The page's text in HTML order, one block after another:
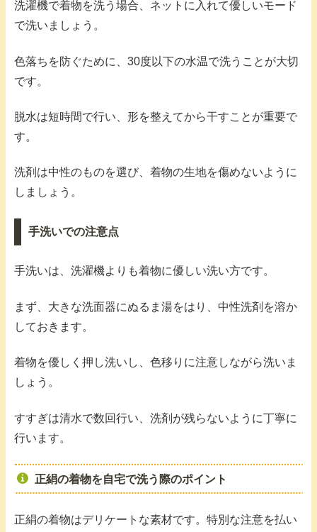
洗濯機で着物を洗う場合、ネットに入れて優しいモード
で洗いましょう。
色落ちを防ぐために、30度以下の水温で洗うことが大切
です。
脱水は短時間で行い、形を整えてから干すことが重要で
す。
洗剤は中性のものを選び、着物の生地を傷めないように
しましょう。
手洗いでの注意点
手洗いは、洗濯機よりも着物に優しい洗い方です。
まず、大きな洗面器にぬるま湯をはり、中性洗剤を溶か
しておきます。
着物を優しく押し洗いし、色移りに注意しながら洗いま
しょう。
すすぎは清水で数回行い、洗剤が残らないように丁寧に
行います。
正絹の着物を自宅で洗う際のポイント
正絹の着物はデリケートな素材です。特別な注意を払い